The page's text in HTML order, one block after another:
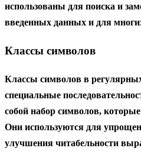
использованы для поиска и
введенных данных и для
Классы символов
Классы символов в
специальные
собой набор символов,
Они используются для
улучшения читабельности